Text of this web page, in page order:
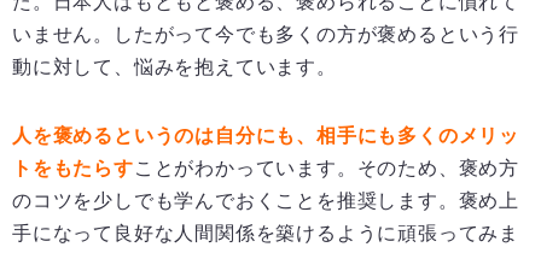
いません。したがって今でも多くの方が褒めるという行
動に対して、悩みを抱えています。
人を褒めるというのは自分にも、相手にも多くのメリッ
トをもたらすことがわかっています。そのため、褒め方
のコツを少しでも学んでおくことを推奨します。褒め上
手になって良好な人間関係を築けるように頑張ってみま